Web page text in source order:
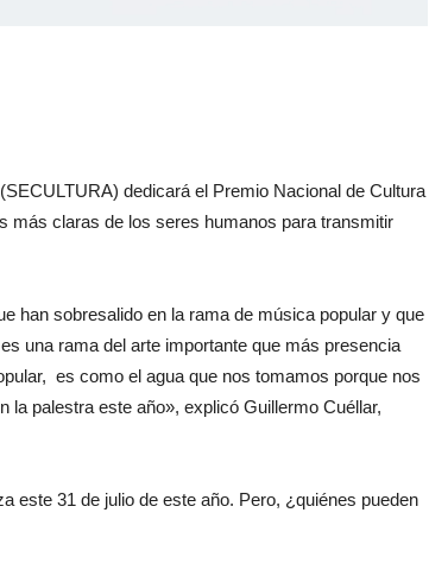
dedicará el Premio Nacional de Cultura
más claras de los seres humanos para transmitir
han sobresalido en la rama de música popular y que
una rama del arte importante que más presencia
es como el agua que nos tomamos porque nos
la palestra este año», explicó Guillermo Cuéllar,
este 31 de julio de este año. Pero, ¿quiénes pueden